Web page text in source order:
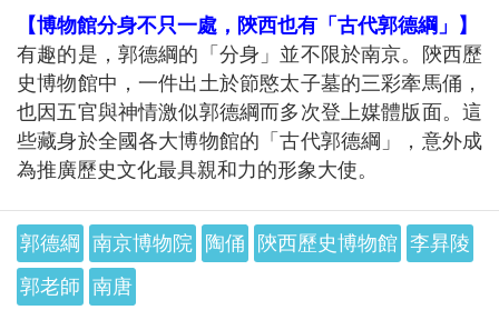
【博物館分身不只一處，陝西也有「古代郭德綱」】
有趣的是，郭德綱的「分身」並不限於南京。陝西歷
史博物館中，一件出土於節愍太子墓的三彩牽馬俑，
也因五官與神情激似郭德綱而多次登上媒體版面。這
些藏身於全國各大博物館的「古代郭德綱」，意外成
為推廣歷史文化最具親和力的形象大使。
郭德綱 南京博物院 陶俑 陝西歷史博物館 李昪陵
郭老師 南唐